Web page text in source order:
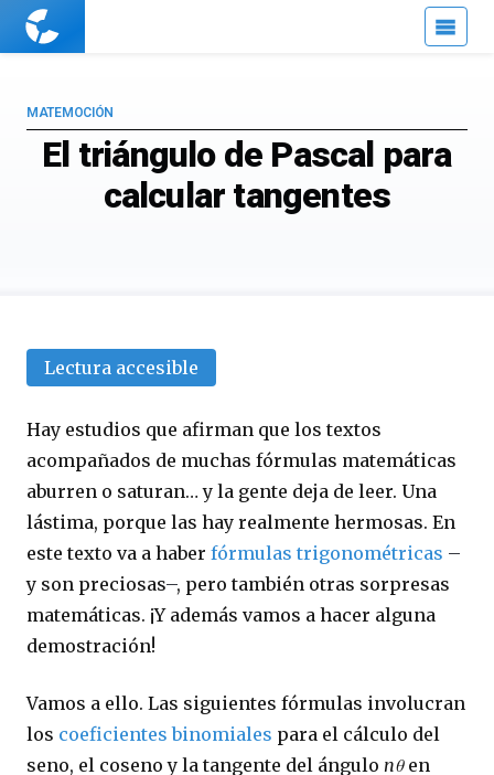
Cuaderno
El triángulo de Pascal para
calcular tangentes
MATEMOCIÓN
Lectura accesible
Hay estudios que afirman que los textos
acompañados de muchas fórmulas matemáticas
aburren o saturan… y la gente deja de leer. Una
lástima, porque las hay realmente hermosas. En
este texto va a haber fórmulas trigonométricas –
y son preciosas–, pero también otras sorpresas
matemáticas. ¡Y además vamos a hacer alguna
demostración!
Vamos a ello. Las siguientes fórmulas involucran
los coeficientes binomiales para el cálculo del
seno, el coseno y la tangente del ángulo nθen